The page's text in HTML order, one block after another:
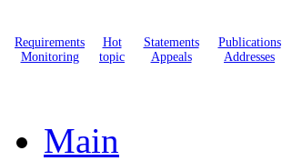
Requirements
Monitoring
Hot
topic
Statements
Appeals
Publications
Addresses
Main